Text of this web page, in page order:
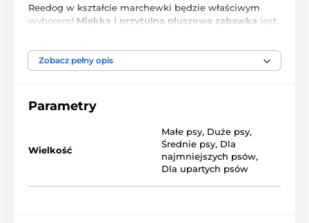
Reedog w kształcie marchewki będzie właściwym
wyborem! Miękka i przytulna pluszowa zabawka jest
Reedog z marchewką jest dostępna w dwóch
rozmiarach, 75 i 26 cm.
Inne Dla psów
Do gryzienia
Zobacz pełny opis
Parametry
Wielkość
Małe psy, Duże psy,
Średnie psy, Dla
najmniejszych psów,
Dla upartych psów